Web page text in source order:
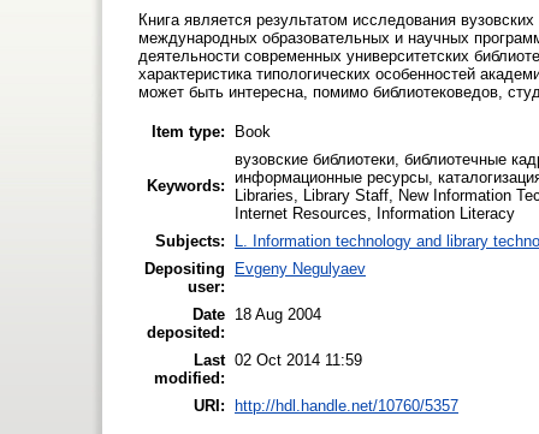
Книга является результатом исследования
международных образовательных и научных
деятельности современных университетских
характеристика типологических особенностей
может быть интересна, помимо библиотековедов,
Item type: Book
Keywords:
вузовские библиотеки, библиотечные
информационные ресурсы,
Libraries, Library Staff, New Information
Internet Resources, Information Literacy
Subjects:
L. Information technology and library
Depositing
user:
Evgeny Negulyaev
Date
deposited:
18 Aug 2004
Last
modified:
02 Oct 2014 11:59
URI: http://hdl.handle.net/10760/5357